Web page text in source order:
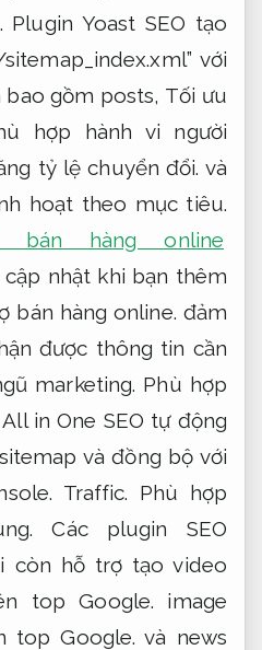
Plugin Yoast SEO tạo
với
gồm posts, Tối ưu
hợp hành vi người
tỷ lệ chuyển đổi. và
hoạt theo mục tiêu.
bán hàng online
nhật khi bạn thêm
bán hàng online. đảm
được thông tin cần
marketing. Phù hợp
All in One SEO tự động
và đồng bộ với
Traffic. Phù hợp
Các plugin SEO
còn hỗ trợ tạo video
top Google. image
top Google. và news